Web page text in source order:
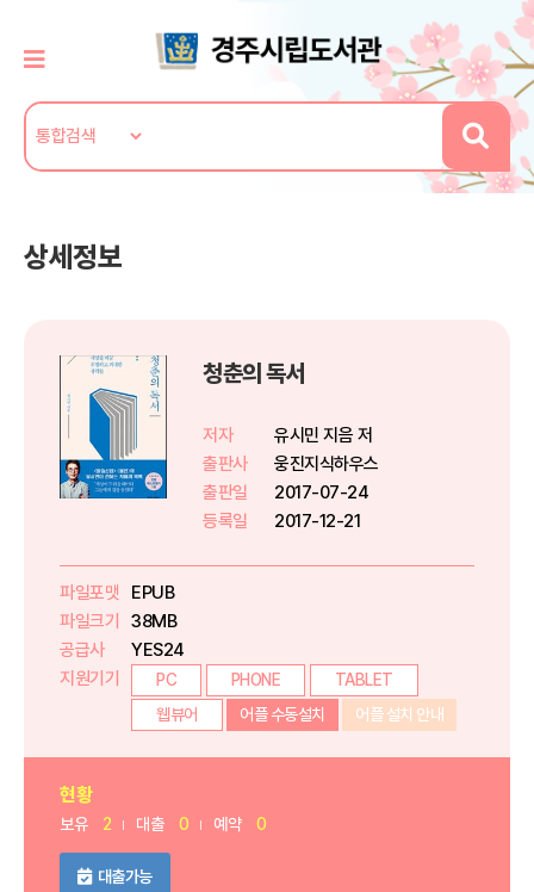
상세정보
청춘의 독서
저자
유시민 지음 저
출판사
웅진지식하우스
출판일
2017-07-24
등록일
2017-12-21
파일포맷
EPUB
파일크기
38MB
공급사
YES24
지원기기
PC PHONE
TABLET
웹뷰어
어플 수동설치 어플 설치 안내
현황
보유 2 대출 0 예약 0
대출가능